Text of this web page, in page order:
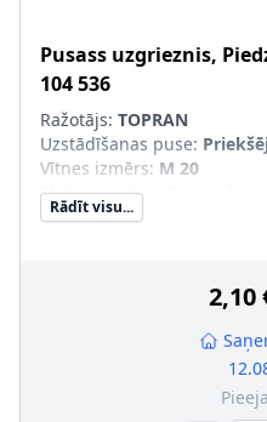
Pusass uzgrieznis,
104 536
Ražotājs: TOPRAN
Uzstādīšanas puse:
Vītnes izmērs: M 20
Skrūves galvas-/Uzgriežņa
Skrūves-/Uzgriežņa
Rādīt visu...
2,10